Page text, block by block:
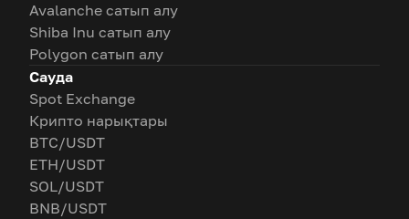
Avalanche сатып алу
Shiba Inu сатып алу
Polygon сатып алу
Сауда
Spot Exchange
Крипто нарықтары
BTC/USDT
ETH/USDT
SOL/USDT
BNB/USDT